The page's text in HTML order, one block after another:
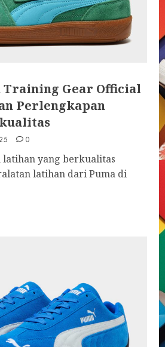
Training Gear Official
Perlengkapan
0
yang berkualitas
latihan dari Puma di